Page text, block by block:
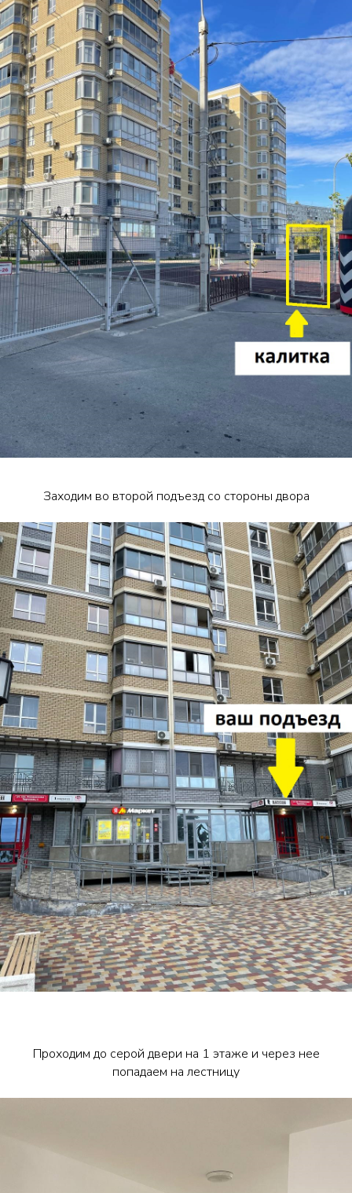
Заходим во второй подъезд со стороны двора
Проходим до серой двери на 1 этаже и через нее
попадаем на лестницу